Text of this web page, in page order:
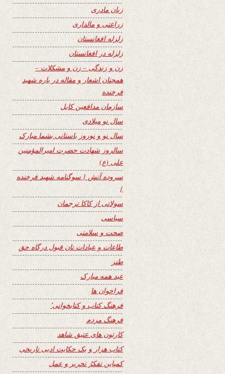
زبان مادری
زراعتی و مالداری
زلزله افغانستان
زلزله در افغانستان
زن و زندگی – زن و مشکلات –
همچنان اشعار و مقاله در باره شهید
فرخنده
سازمان مدافعین کابل
سال نو میلادی
سال نو و نوروز باستانی بشما مبارک
سالروز شهادت حضرت امیرالمؤمنین
علی (ع)
سروده آتش { سوگنامه شهید فرخنده
}
سولاتی از کاکا ترجمان
سیاسی
صحت و سلامتی
طاعات و عبادات تان قبول درگاه حق
طنز
عید همه مبارک
فراخوان ها
فرهنگ کتاب و کتابخوانی٬
فرهنگ مردم
کارتون های عتیق شاهد
کتاب هزار و یک حکایت ادبی تاریخی
کمپاین تفکرُ تحریر و عمل